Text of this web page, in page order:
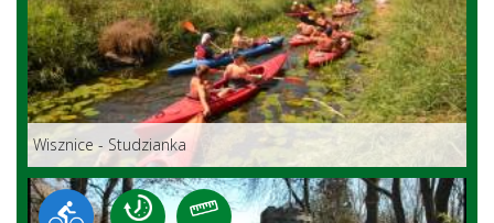
Wisznice - Studzianka